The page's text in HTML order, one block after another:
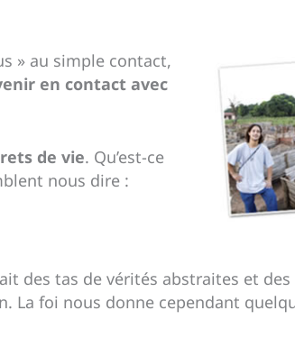
» au simple contact,
en contact avec
de vie. Qu’est-ce
nous dire :
des tas de vérités abstraites et
La foi nous donne cependant